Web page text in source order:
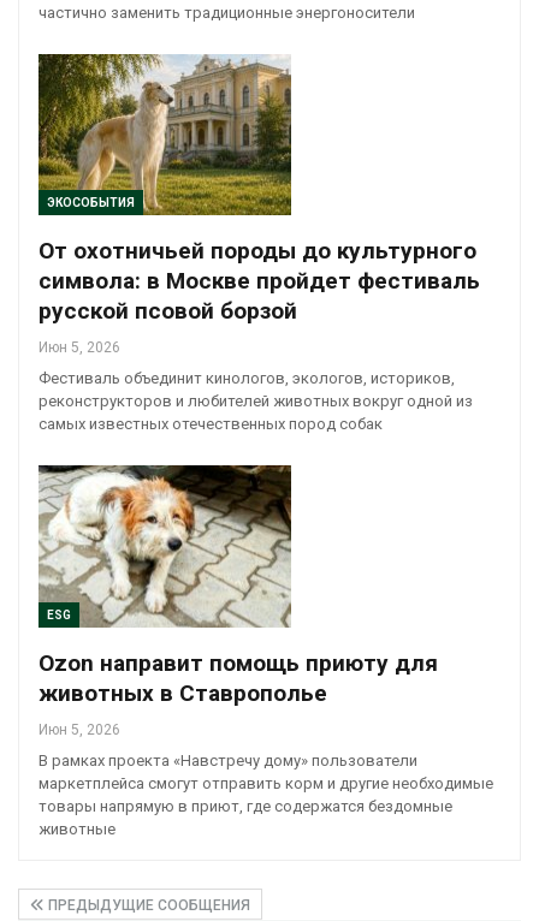
частично заменить традиционные энергоносители
ЭКОСОБЫТИЯ
От охотничьей породы до культурного
символа: в Москве пройдет фестиваль
русской псовой борзой
Июн 5, 2026
Фестиваль объединит кинологов, экологов, историков,
реконструкторов и любителей животных вокруг одной из
самых известных отечественных пород собак
ESG
Ozon направит помощь приюту для
животных в Ставрополье
Июн 5, 2026
В рамках проекта «Навстречу дому» пользователи
маркетплейса смогут отправить корм и другие необходимые
товары напрямую в приют, где содержатся бездомные
животные
ПРЕДЫДУЩИЕ СООБЩЕНИЯ